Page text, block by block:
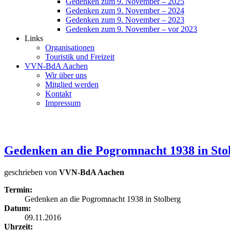
Gedenken zum 9. November – 2024
Gedenken zum 9. November – 2023
Gedenken zum 9. November – vor 2023
Links
Organisationen
Touristik und Freizeit
VVN-BdA Aachen
Wir über uns
Mitglied werden
Kontakt
Impressum
Gedenken an die Pogromnacht 1938 in
geschrieben von VVN-BdA Aachen
Termin:
Gedenken an die Pogromnacht 1938 in Stolberg
Datum:
09.11.2016
Uhrzeit: